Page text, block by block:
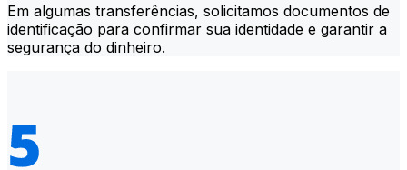
Em algumas transferências, solicitamos documentos de
identificação para confirmar sua identidade e garantir a
segurança do dinheiro.